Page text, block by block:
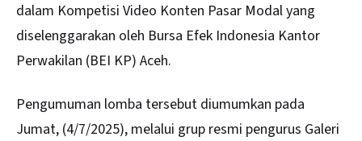
dalam Kompetisi Video Konten Pasar Modal yang
diselenggarakan oleh Bursa Efek Indonesia Kantor
Perwakilan (BEI KP) Aceh.
Pengumuman lomba tersebut diumumkan pada
Jumat, (4/7/2025), melalui grup resmi pengurus Galeri